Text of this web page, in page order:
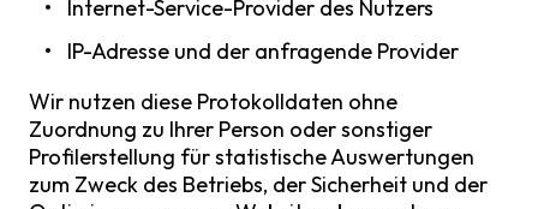
Internet-Service-Provider des Nutzers
IP-Adresse und der anfragende Provider
Wir nutzen diese Protokolldaten ohne
Zuordnung zu Ihrer Person oder sonstiger
Profilerstellung für statistische Auswertungen
zum Zweck des Betriebs, der Sicherheit und der